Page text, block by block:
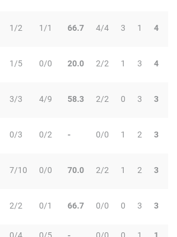
1/2 1/1 66.7 4/4 3 1 4
1/5 0/0 20.0 2/2 1 3 4
3/3 4/9 58.3 2/2 0 3 3
0/3 0/2 - 0/0 1 2 3
7/10 0/0 70.0 2/2 1 2 3
2/2 0/1 66.7 0/0 0 3 3